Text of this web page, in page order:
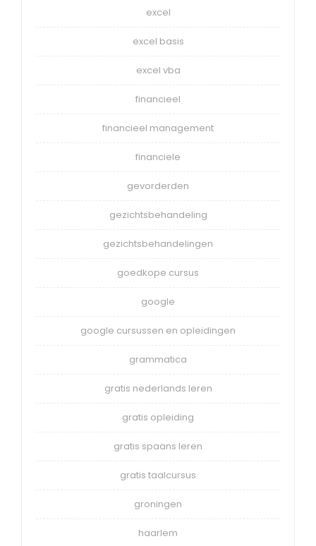
excel
excel basis
excel vba
financieel
financieel management
financiele
gevorderden
gezichtsbehandeling
gezichtsbehandelingen
goedkope cursus
google
google cursussen en opleidingen
grammatica
gratis nederlands leren
gratis opleiding
gratis spaans leren
gratis taalcursus
groningen
haarlem